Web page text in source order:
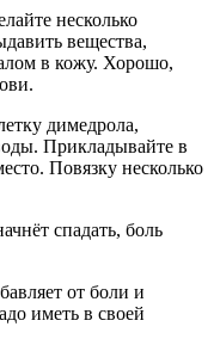
несколько
вещества,
в кожу. Хорошо,
димедрола,
Прикладывайте в
Повязку несколько
спадать, боль
от боли и
иметь в своей